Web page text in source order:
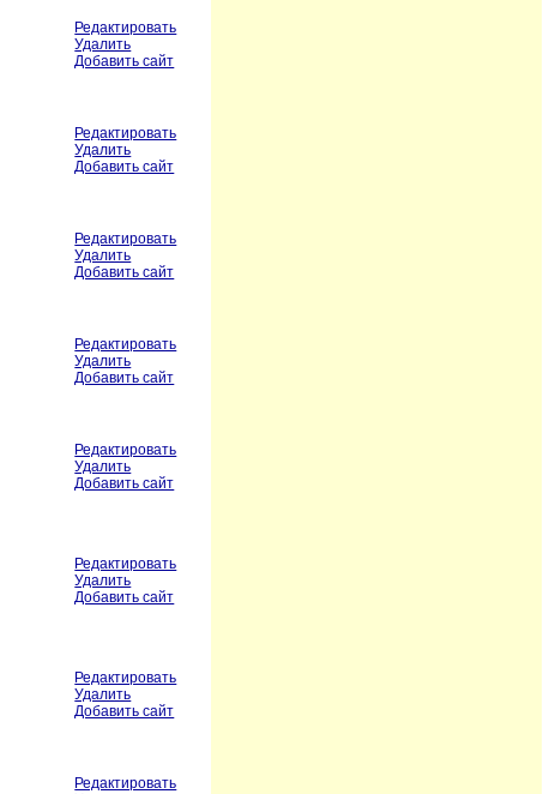
Редактировать
Удалить
Добавить сайт
Редактировать
Удалить
Добавить сайт
Редактировать
Удалить
Добавить сайт
Редактировать
Удалить
Добавить сайт
Редактировать
Удалить
Добавить сайт
Редактировать
Удалить
Добавить сайт
Редактировать
Удалить
Добавить сайт
Редактировать